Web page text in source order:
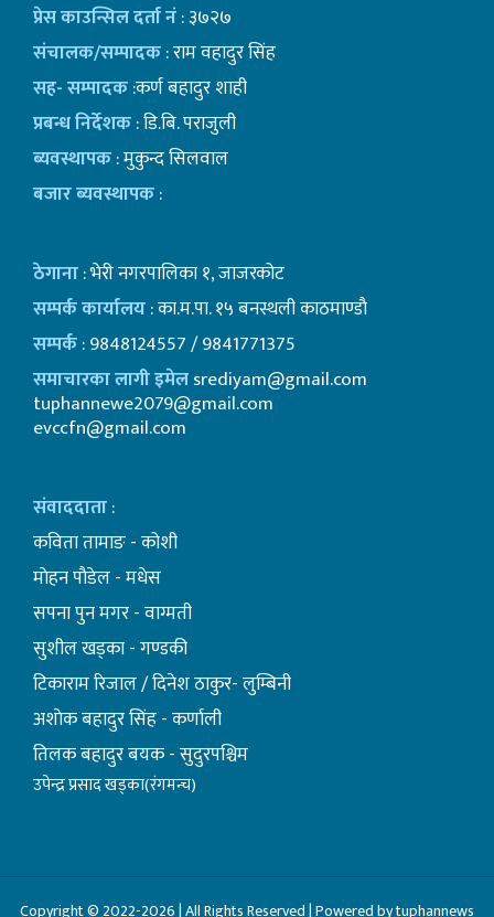
प्रेस काउन्सिल दर्ता नं: ३७२७
संचालक/सम्पादक: राम वहादुर सिंह
सह- सम्पादक:कर्ण बहादुर शाही
प्रबन्ध निर्देशक: डि.बि. पराजुली
ब्यवस्थापक: मुकुन्द सिलवाल
बजार ब्यवस्थापक:
ठेगाना: भेरी नगरपालिका १, जाजरकोट
सम्पर्क कार्यालय: का.म.पा. १५ बनस्थली काठमाण्डाै
सम्पर्क: 9848124557 / 9841771375
समाचारका लागी इमेलsrediyam@gmail.com
tuphannewe2079@gmail.com
evccfn@gmail.com
संवाददाता:
कविता तामाङ - कोशी
माेहन पाैडेल - मधेस
सपना पुन मगर - वाग्मती
सुशील खड्का - गण्डकी
टिकाराम रिजाल / दिनेश ठाकुर- लुम्बिनी
अशाेक बहादुर सिंह - कर्णाली
तिलक बहादुर बयक - सुदुरपश्चिम
उपेन्द्र प्रसाद खड्का(रंगमन्च)
Copyright © 2022-2026 | All Rights Reserved | Powered by tuphannews